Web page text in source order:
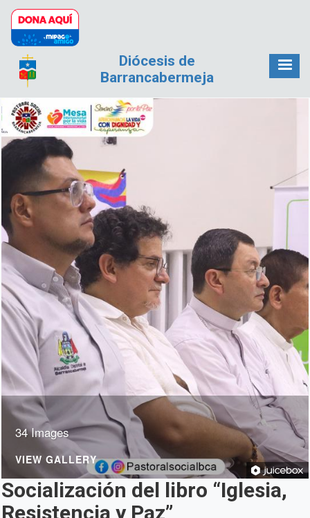
Pasar al contenido principal
Diócesis de
Barrancabermeja
34 Images
VIEW GALLERY
Socialización del libro “Iglesia,
Resistencia y Paz”